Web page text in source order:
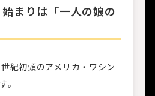
まりは「一人の娘の
紀初頭のアメリカ・ワシン
。